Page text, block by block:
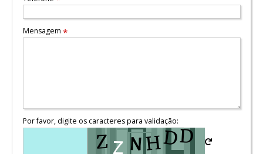
Mensagem *
Por favor, digite os caracteres para validação: